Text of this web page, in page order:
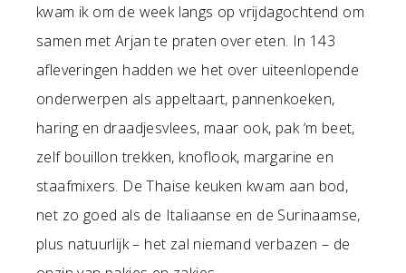
kwam ik om de week langs op vrijdagochtend om
samen met Arjan te praten over eten. In 143
afleveringen hadden we het over uiteenlopende
onderwerpen als appeltaart, pannenkoeken,
haring en draadjesvlees, maar ook, pak ‘m beet,
zelf bouillon trekken, knoflook, margarine en
staafmixers. De Thaise keuken kwam aan bod,
net zo goed als de Italiaanse en de Surinaamse,
plus natuurlijk – het zal niemand verbazen – de